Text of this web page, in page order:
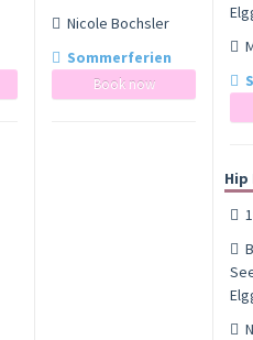
Nicole Bochsler
Sommerferien
Book now
Hip